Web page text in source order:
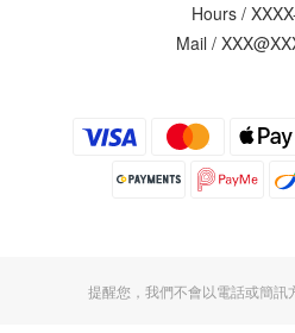
Hours /
Mail /
提醒您，我們不會以電話或簡訊